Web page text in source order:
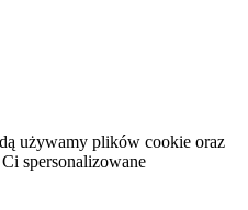
używamy plików cookie oraz
spersonalizowane